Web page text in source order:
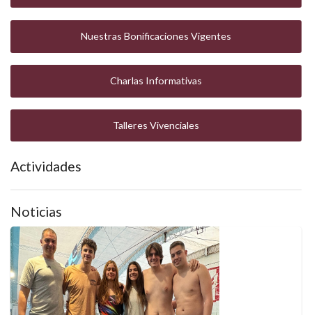
Nuestras Bonificaciones Vigentes
Charlas Informativas
Talleres Vivenciales
Actividades
Noticias